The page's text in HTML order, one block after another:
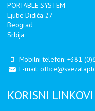
PORTABLE SYSTEM
Ljube Didića 27
Beograd
Srbija
Mobilni telefon: +381
E-mail:
KORISNI LINKOVI